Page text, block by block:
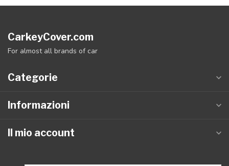
CarkeyCover.com
For almost all brands of car
Categorie
Informazioni
Il mio account